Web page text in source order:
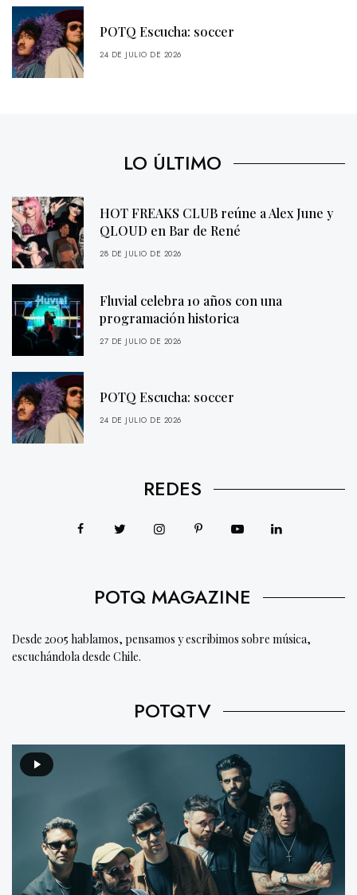
POTQ Escucha: soccer
24 DE JULIO DE 2026
LO ÚLTIMO
HOT FREAKS CLUB reúne a Alex June y
QLOUD en Bar de René
28 DE JULIO DE 2026
Fluvial celebra 10 años con una
programación historica
27 DE JULIO DE 2026
POTQ Escucha: soccer
24 DE JULIO DE 2026
REDES
POTQ MAGAZINE
Desde 2005 hablamos, pensamos y escribimos sobre música,
escuchándola desde Chile.
POTQTV